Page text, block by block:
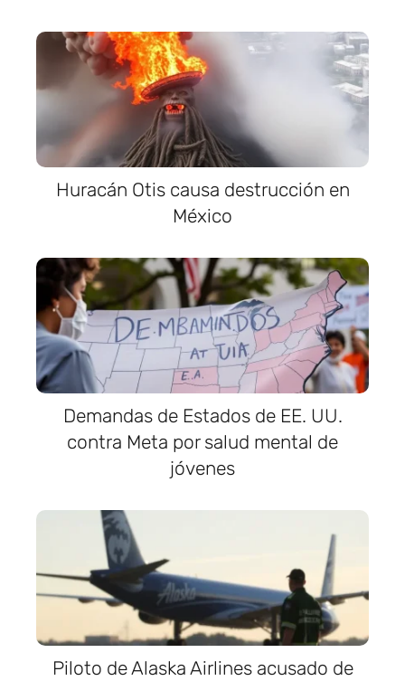
Huracán Otis causa destrucción en
México
Demandas de Estados de EE. UU.
contra Meta por salud mental de
jóvenes
Piloto de Alaska Airlines acusado de